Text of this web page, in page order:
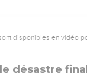
disponibles en vidéo
désastre